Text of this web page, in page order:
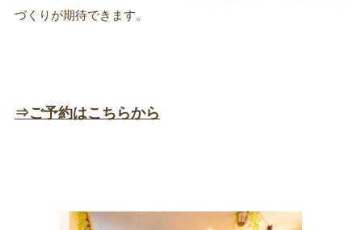
づくりが期待できます。
⇒ご予約はこちらから